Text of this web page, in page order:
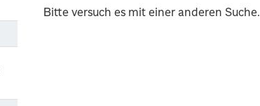
Bitte versuch es mit einer anderen Suche.